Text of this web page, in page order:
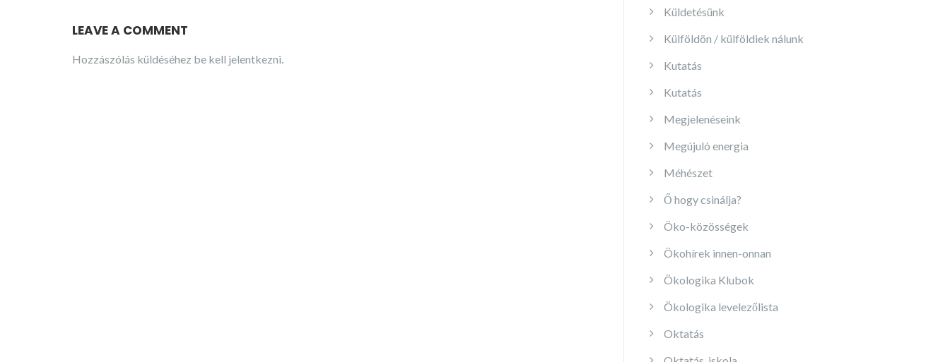
LEAVE A COMMENT
Hozzászólás küldéséhez be kell jelentkezni.
Küldetésünk
Külföldön / külföldiek nálunk
Kutatás
Kutatás
Megjelenéseink
Megújuló energia
Méhészet
Ő hogy csinálja?
Öko-közösségek
Ökohírek innen-onnan
Ökologika Klubok
Ökologika levelezőlista
Oktatás